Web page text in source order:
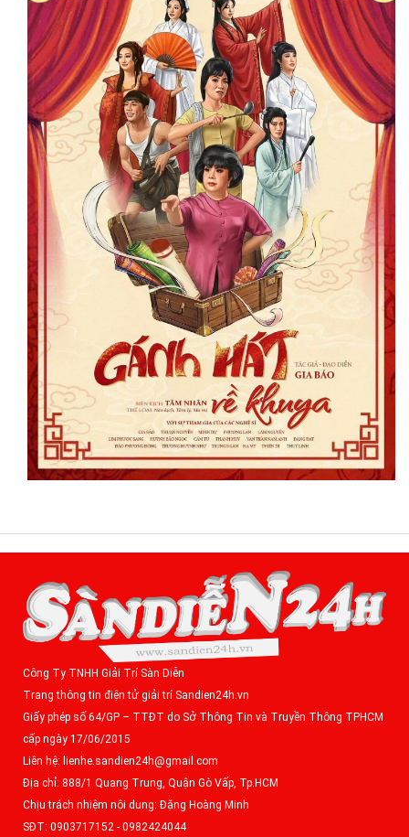
Công Ty TNHH Giải Trí Sàn Diễn
Trang thông tin điện tử giải trí Sandien24h.vn
Giấy phép số 64/GP – TTĐT do Sở Thông Tin và Truyền Thông TPHCM
cấp ngày 17/06/2015
Liên hệ: lienhe.sandien24h@gmail.com
Địa chỉ: 888/1 Quang Trung, Quận Gò Vấp, Tp.HCM
Chịu trách nhiệm nội dung: Đặng Hoàng Minh
SĐT: 0903717152 - 0982424044